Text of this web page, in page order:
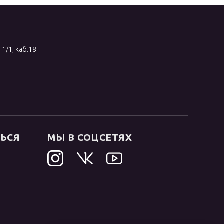
1, каб.18
МЫ В СОЦСЕТЯХ